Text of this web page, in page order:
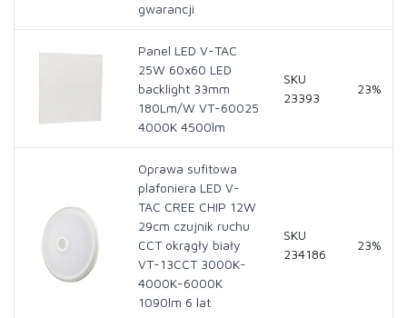
gwarancji
Panel LED V-TAC
25W 60x60 LED
backlight 33mm
180Lm/W VT-60025
4000K 4500lm
SKU
23393
23%
Oprawa sufitowa
plafoniera LED V-
TAC CREE CHIP 12W
29cm czujnik ruchu
CCT okrągły biały
VT-13CCT 3000K-
4000K-6000K
1090lm 6 lat
SKU
234186
23%